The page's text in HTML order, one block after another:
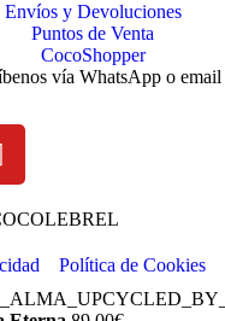
Envíos y Devoluciones
Puntos de Venta
CocoShopper
vía WhatsApp o email
Política de Cookies